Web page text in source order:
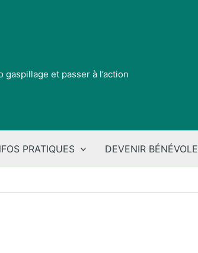
et passer à l’action
PRATIQUES DEVENIR BÉNÉVOLE